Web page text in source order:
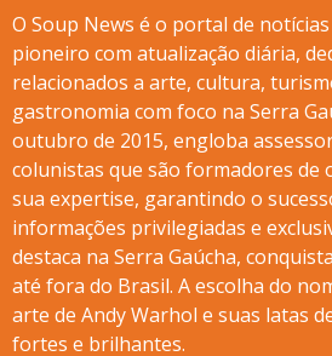
O Soup News é o portal de
pioneiro com atualização diária,
relacionados a arte, cultura,
gastronomia com foco na Serra
outubro de 2015, engloba
colunistas que são formadores de
sua expertise, garantindo o
informações privilegiadas e
destaca na Serra Gaúcha,
até fora do Brasil. A escolha do
arte de Andy Warhol e suas latas
fortes e brilhantes.